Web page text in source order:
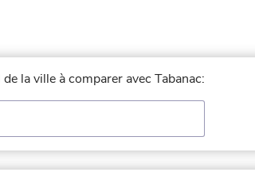
la ville à comparer avec Tabanac: